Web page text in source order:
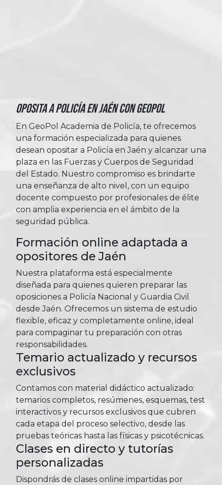
Oposita a Policía en Jaén con Geopol
En GeoPol Academia de Policía, te ofrecemos
una formación especializada para quienes
desean opositar a Policía en Jaén y alcanzar una
plaza en las Fuerzas y Cuerpos de Seguridad
del Estado. Nuestro compromiso es brindarte
una enseñanza de alto nivel, con un equipo
docente compuesto por profesionales de élite
con amplia experiencia en el ámbito de la
seguridad pública.
Formación online adaptada a
opositores de Jaén
Nuestra plataforma está especialmente
diseñada para quienes quieren preparar las
oposiciones a Policía Nacional y Guardia Civil
desde Jaén. Ofrecemos un sistema de estudio
flexible, eficaz y completamente online, ideal
para compaginar tu preparación con otras
responsabilidades.
Temario actualizado y recursos
exclusivos
Contamos con material didáctico actualizado:
temarios completos, resúmenes, esquemas, test
interactivos y recursos exclusivos que cubren
cada etapa del proceso selectivo, desde las
pruebas teóricas hasta las físicas y psicotécnicas.
Clases en directo y tutorías
personalizadas
Dispondrás de clases online impartidas por